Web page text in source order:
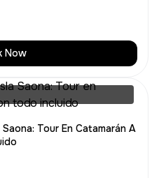
Now
Tour En Catamarán A